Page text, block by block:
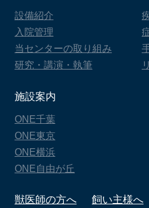
設備紹介
入院管理
当センターの取り組み
研究・講演・執筆
施設案内
ONE千葉
ONE東京
ONE横浜
ONE自由が丘
獣医師の方へ 飼い主様へ